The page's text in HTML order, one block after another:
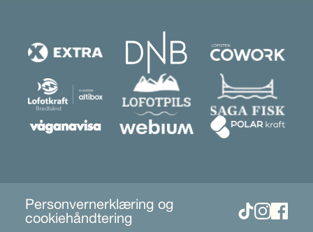
Personvernerklæring og
cookiehåndtering